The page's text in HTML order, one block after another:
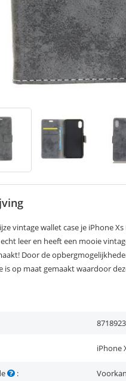
vintage wallet case je iPhone
leer en heeft een mooie
Door de
is op maat gemaakt waardoor
iPhone
: